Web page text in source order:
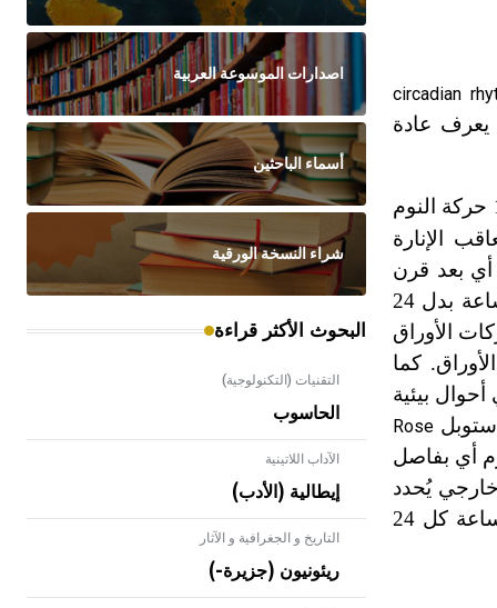
circadian
يعرف عادة
الإنارة
عام 1825، أي بعد قرن
كامل، نتائج دوميران، كما أوضحت إتمام دورة انفتاح الأوراق وانغلاقها في الأحوال الطبيعية في حدود 22 إلى 23 ساعة بدل 24
الأوراق
كما
بيئية
Rose
منتصف الليل من كل يوم أي بفاصل
خارجي يُحدد
بدء عمل الساعة الحيوية، كما حدده فيما بعد بالضوء الأحمر الخافت الذي تتعرض له أوراق الفاصولياء قرابة 16 ساعة كل 24
اصدارات الموسوعة العربية
أسماء الباحثين
شراء النسخة الورقية
البحوث الأكثر قراءة
التقنيات (التكنولوجية)
الحاسوب
الآداب اللاتينية
إيطالية (الأدب)
التاريخ و الجغرافية و الآثار
ريئونيون (جزيرة-)